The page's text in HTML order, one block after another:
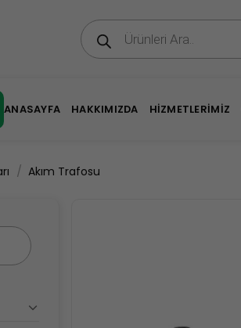
Products
search
ANASAYFA HAKKIMIZDA HIZMETLERIMIZ
/ Akım Trafosu